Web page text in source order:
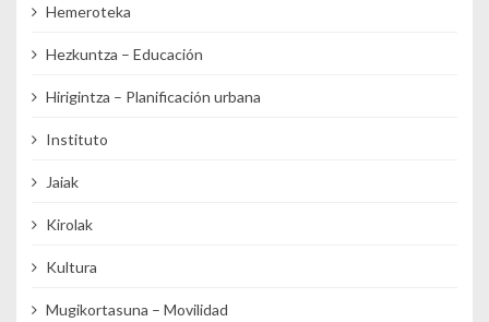
Hemeroteka
Hezkuntza – Educación
Hirigintza – Planificación urbana
Instituto
Jaiak
Kirolak
Kultura
Mugikortasuna – Movilidad